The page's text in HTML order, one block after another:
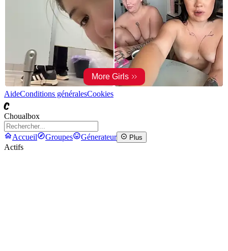
AideConditions généralesCookies
C
Choualbox
Accueil Groupes Génerateur Plus
Actifs